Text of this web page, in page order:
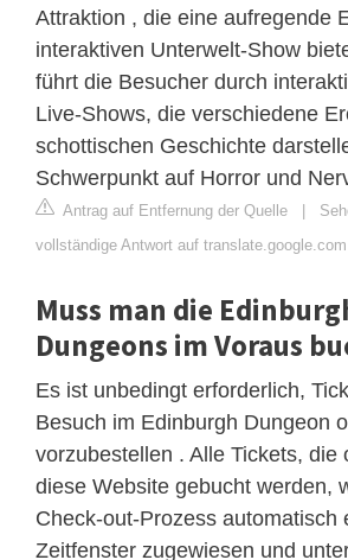
Attraktion , die eine aufregende
interaktiven Unterwelt-Show
führt die Besucher durch
Live-Shows, die verschiedene
schottischen Geschichte
Schwerpunkt auf Horror und
Antrag auf Entfernung der Quelle
vollständige Antwort auf
Muss man die
Dungeons im Voraus
Es ist unbedingt erforderlich,
Besuch im Edinburgh Dungeon
vorzubestellen . Alle Tickets, die
diese Website gebucht werden,
Check-out-Prozess automatisch
Zeitfenster zugewiesen und